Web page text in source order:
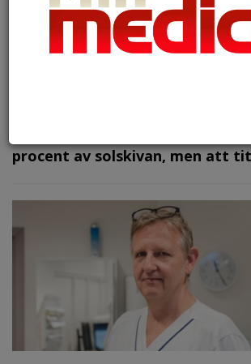
Snart solförmörkelse
skyddar du ögonen
procent av solskivan, men att